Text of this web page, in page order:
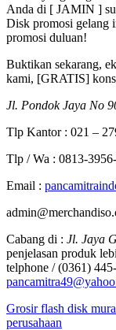
Anda di [ JAMIN ]
Disk promosi gelang
promosi duluan!
Buktikan sekarang,
kami, [GRATIS]
Jl. Pondok Jaya No
Tlp Kantor : 021 –
Tlp / Wa : 0813-
Email :
Cabang di : Jl. Jaya
penjelasan produk
telphone / (0361)
Grosir flash disk
perusahaan